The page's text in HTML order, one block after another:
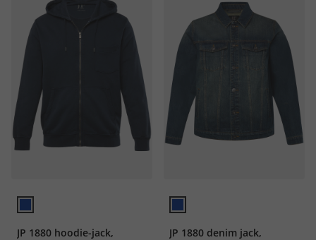
JP 1880 hoodie-jack,
JP 1880 denim jack,